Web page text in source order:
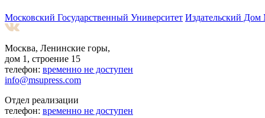
Московский Государственный Университет Издательский
Москва, Ленинские горы,
дом 1, строение 15
телефон: временно не доступен
info@msupress.com
Отдел реализации
телефон: временно не доступен